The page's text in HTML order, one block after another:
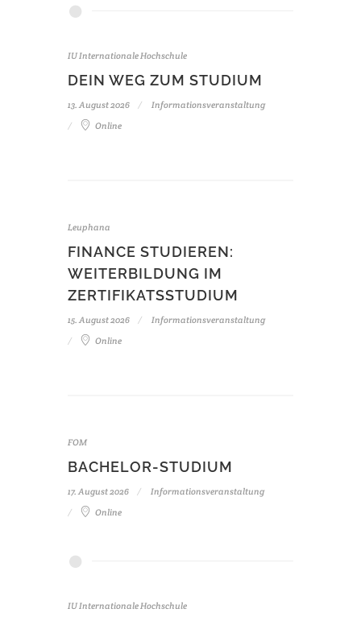
IU Internationale Hochschule
DEIN WEG ZUM STUDIUM
13. August 2026
Informationsveranstaltung
Online
Leuphana
FINANCE STUDIEREN:
WEITERBILDUNG IM
ZERTIFIKATSSTUDIUM
15. August 2026
Informationsveranstaltung
Online
FOM
BACHELOR-STUDIUM
17. August 2026
Informationsveranstaltung
Online
IU Internationale Hochschule